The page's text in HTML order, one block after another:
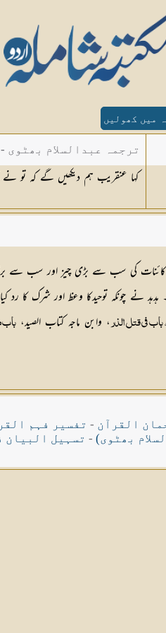
میں کھولیں
ترجمہ عبدالسلام بھٹوی
کہا عنقریب ہم دیکھیں گے کہ تو نے
کائنات کی سب سے بڑی چیز اور سب
چونکہ توحیدکا وعظ اور شرک کا
في قتل الذر، وابن ماجہ كتاب الصيد، باب
القرآن - تفسیر فہم
بھٹوی) - تسہیل البیان